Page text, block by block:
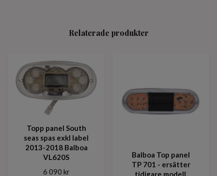
Relaterade produkter
Topp panel South
seas spas exkl label
2013-2018 Balboa
VL620S
6 090 kr
Balboa Top panel
TP 701 - ersätter
tidigare modell,